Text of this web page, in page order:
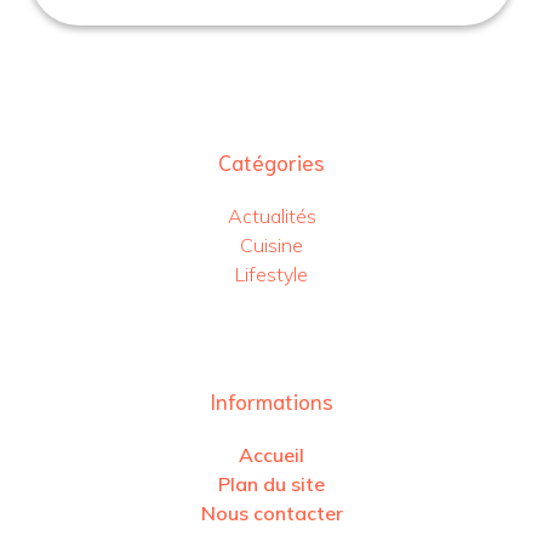
Catégories
Actualités
Cuisine
Lifestyle
Informations
Accueil
Plan du site
Nous contacter